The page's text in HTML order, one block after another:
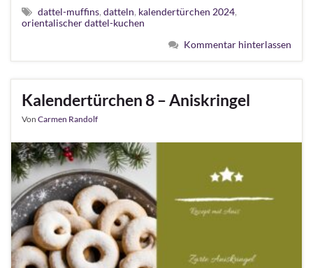
dattel-muffins, datteln, kalendertürchen 2024,
orientalischer dattel-kuchen
Kommentar hinterlassen
Kalendertürchen 8 – Aniskringel
Von Carmen Randolf